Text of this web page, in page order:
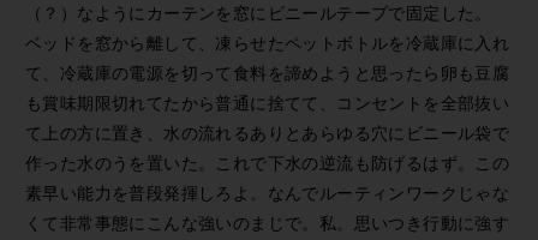
（？）なようにカーテンを窓にビニールテープで固定した。
ベッドを窓から離して、凍らせたペットボトルを冷蔵庫に入れ
て、冷蔵庫の電源を切って食料を諦めようと思ったら卵も豆腐
も賞味期限切れてたから普通に捨てて、コンセントを全部抜い
て上の方に置き、水の流れるありとあらゆる穴にビニール袋で
作った水のうを置いた。これで下水の逆流も防げるはず。この
素早い能力を普段発揮しろよ。なんでルーティンワークじゃな
くて非常事態にこんな強いのまじで。私。思いつき行動に強す